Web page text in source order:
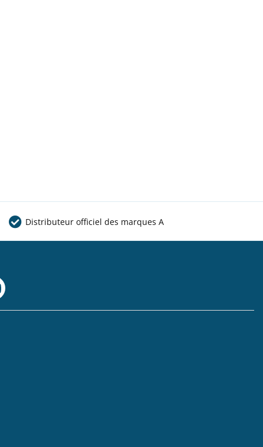
Distributeur officiel des marques A